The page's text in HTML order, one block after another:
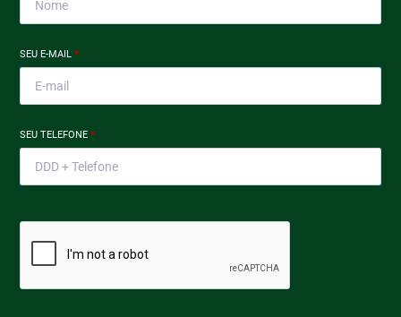
SEU E-MAIL*
SEU TELEFONE*